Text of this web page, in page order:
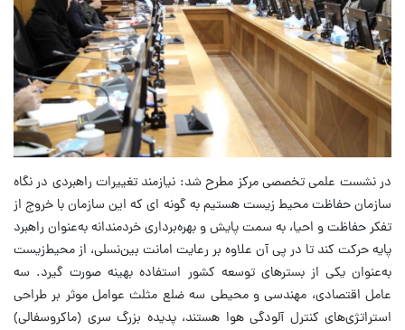
در نشست علمی تخصصی مرکز مطرح شد: نیازمند تغییرات راهبردی در نگاه
سازمان حفاظت محیط زیست هستیم به گونه ای که این سازمان با خروج از
تفکر حفاظت و احیا، به سمت پایش و بهره‌برداری خردمندانه به‌عنوان راهبرد
پایه حرکت کند تا در پی آن علاوه بر رعایت امانت بین‌نسلی، از محیط‌زیست
به‌عنوان یکی از بسترهای توسعه کشور استفاده بهینه صورت گیرد. سه
عامل اقتصادی، مهندسی و محیطی سه ضلع مثلث عوامل موثر بر طراحی
استراتژی‌های کنترل آلودگی هوا هستند، پدیده بزرگ سری (ماکروسفالی)